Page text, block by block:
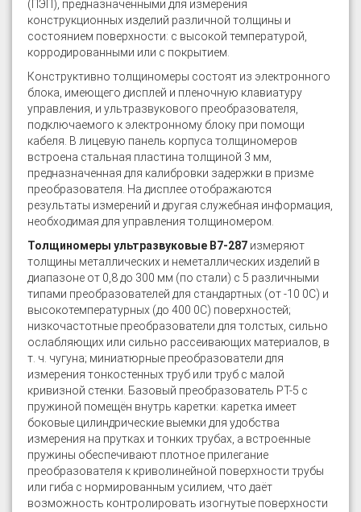
(ПЭП), предназначенными для измерения
конструкционных изделий различной толщины и
состоянием поверхности: с высокой температурой,
корродированными или с покрытием.
Конструктивно толщиномеры состоят из электронного
блока, имеющего дисплей и пленочную клавиатуру
управления, и ультразвукового преобразователя,
подключаемого к электронному блоку при помощи
кабеля. В лицевую панель корпуса толщиномеров
встроена стальная пластина толщиной 3 мм,
предназначенная для калибровки задержки в призме
преобразователя. На дисплее отображаются
результаты измерений и другая служебная информация,
необходимая для управления толщиномером.
Толщиномеры ультразвуковые В7-287 измеряют
толщины металлических и неметаллических изделий в
диапазоне от 0,8 до 300 мм (по стали) с 5 различными
типами преобразователей для стандартных (от -10 0С) и
высокотемпературных (до 400 0С) поверхностей;
низкочастотные преобразователи для толстых, сильно
ослабляющих или сильно рассеивающих материалов, в
т. ч. чугуна; миниатюрные преобразователи для
измерения тонкостенных труб или труб с малой
кривизной стенки. Базовый преобразователь РТ-5 с
пружиной помещён внутрь каретки: каретка имеет
боковые цилиндрические выемки для удобства
измерения на прутках и тонких трубах, а встроенные
пружины обеспечивают плотное прилегание
преобразователя к криволинейной поверхности трубы
или гиба с нормированным усилием, что даёт
возможность контролировать изогнутые поверхности